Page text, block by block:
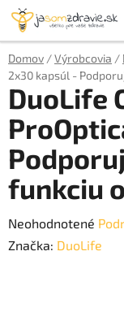
Prejsť
obsah
Domov /Výrobcovia /
2x30 kapsúl -
DuoLife
funkciu
Priemerné
hodnotenie
Neohodnotené
Značka: DuoLife